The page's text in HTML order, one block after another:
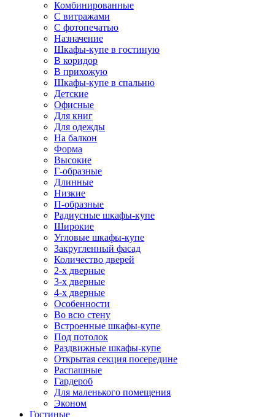
Комбинированные
С витражами
С фотопечатью
Назначение
Шкафы-купе в гостиную
В коридор
В прихожую
Шкафы-купе в спальню
Детские
Офисные
Для книг
Для одежды
На балкон
Форма
Высокие
Г-образные
Длинные
Низкие
П-образные
Радиусные шкафы-купе
Широкие
Угловые шкафы-купе
Закругленный фасад
Количество дверей
2-х дверные
3-х дверные
4-х дверные
Особенности
Во всю стену
Встроенные шкафы-купе
Под потолок
Раздвижные шкафы-купе
Открытая секция посередине
Распашные
Гардероб
Для маленького помещения
Эконом
Гостиные